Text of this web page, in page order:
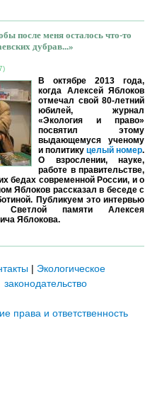
после меня осталось что-то
дубрав...»
В октябре 2013 года,
когда Алексей Яблоков
отмечал свой 80-летний
юбилей, журнал
«Экология и право»
посвятил этому
выдающемуся ученому
и политику целый номер.
О взрослении, науке,
работе в правительстве,
бедах современной России, и о
Яблоков рассказал в беседе с
Публикуем это интервью
Светлой памяти Алексея
Яблокова.
| Экологическое
законодательство
права и ответственность